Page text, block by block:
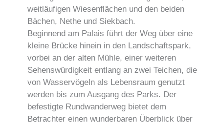
weitläufigen Wiesenflächen und den beiden
Bächen, Nethe und Siekbach.
Beginnend am Palais führt der Weg über eine
kleine Brücke hinein in den Landschaftspark,
vorbei an der alten Mühle, einer weiteren
Sehenswürdigkeit entlang an zwei Teichen, die
von Wasservögeln als Lebensraum genutzt
werden bis zum Ausgang des Parks. Der
befestigte Rundwanderweg bietet dem
Betrachter einen wunderbaren Überblick über